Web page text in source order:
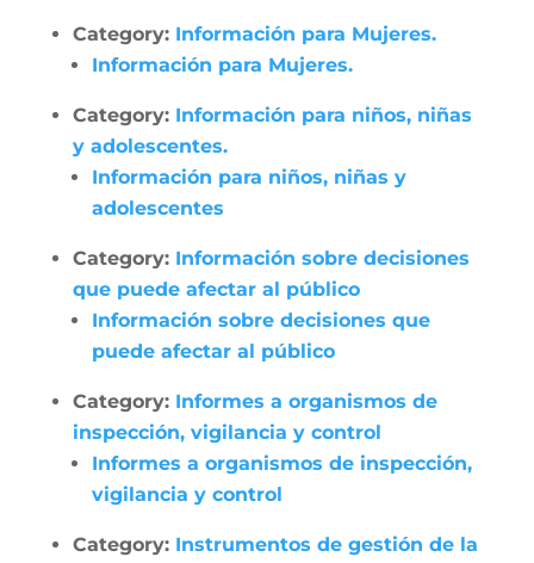
Category: Información para Mujeres.
Información para Mujeres.
Category: Información para niños, niñas
y adolescentes.
Información para niños, niñas y
adolescentes
Category: Información sobre decisiones
que puede afectar al público
Información sobre decisiones que
puede afectar al público
Category: Informes a organismos de
inspección, vigilancia y control
Informes a organismos de inspección,
vigilancia y control
Category: Instrumentos de gestión de la